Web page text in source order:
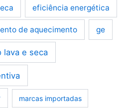
eficiência energética
de aquecimento ge
lava e seca
marcas importadas